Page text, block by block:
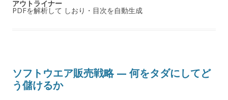
アウトライナー
PDFを解析して しおり・目次を自動生成
ソフトウエア販売戦略 — 何をタダにしてど
う儲けるか